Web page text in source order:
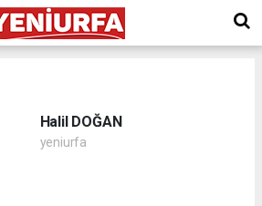
Halil DOĞAN
yeniurfa